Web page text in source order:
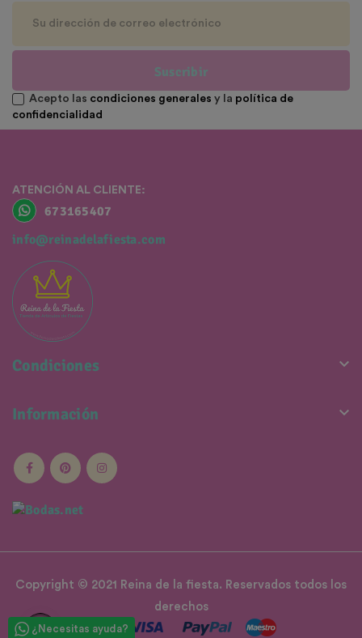
¿Necesitas ayuda?
Suscribir
Acepto las condiciones generales y la política de
confidencialidad
ATENCIÓN AL CLIENTE:
673165407
info@reinadelafiesta.com
Condiciones 
Información 
Copyright © 2021 Reina de la fiesta. Reservados todos los
derechos